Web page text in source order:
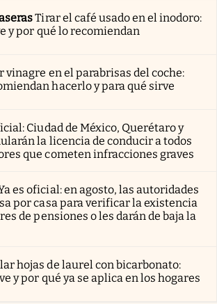
Tirar el café usado en el inodoro:
y por qué lo recomiendan
vinagre en el parabrisas del coche:
hacerlo y para qué sirve
Ciudad de México, Querétaro y
la licencia de conducir a todos
que cometen infracciones graves
es oficial: en agosto, las autoridades
por casa para verificar la existencia
de pensiones o les darán de baja la
hojas de laurel con bicarbonato:
y por qué ya se aplica en los hogares